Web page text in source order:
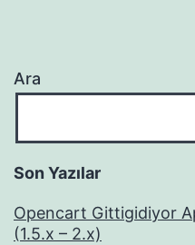
Ara
Son Yazılar
Opencart Gittigidiyor
(1.5.x – 2.x)